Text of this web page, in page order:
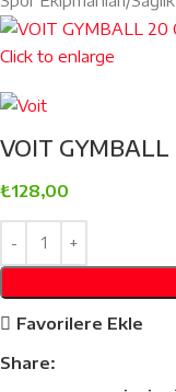
Click to enlarge
VOIT GYMBALL
₺128,00
Favorilere Ekle
Share: